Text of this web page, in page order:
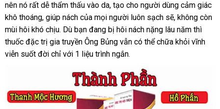
nên nó rất dễ thẩm thấu vào da, tạo cho người dùng cảm giác
khô thoáng, giúp nách của mọi người luôn sạch sẽ, không còn
mùi hôi khó chịu. Dù bạn đang bị hôi nách nặng lâu năm thì
thuốc đặc trị gia truyền Ông Bủng vẫn có thể chữa khỏi vĩnh
viễn suốt đời chỉ với 1 liệu trình ngắn.